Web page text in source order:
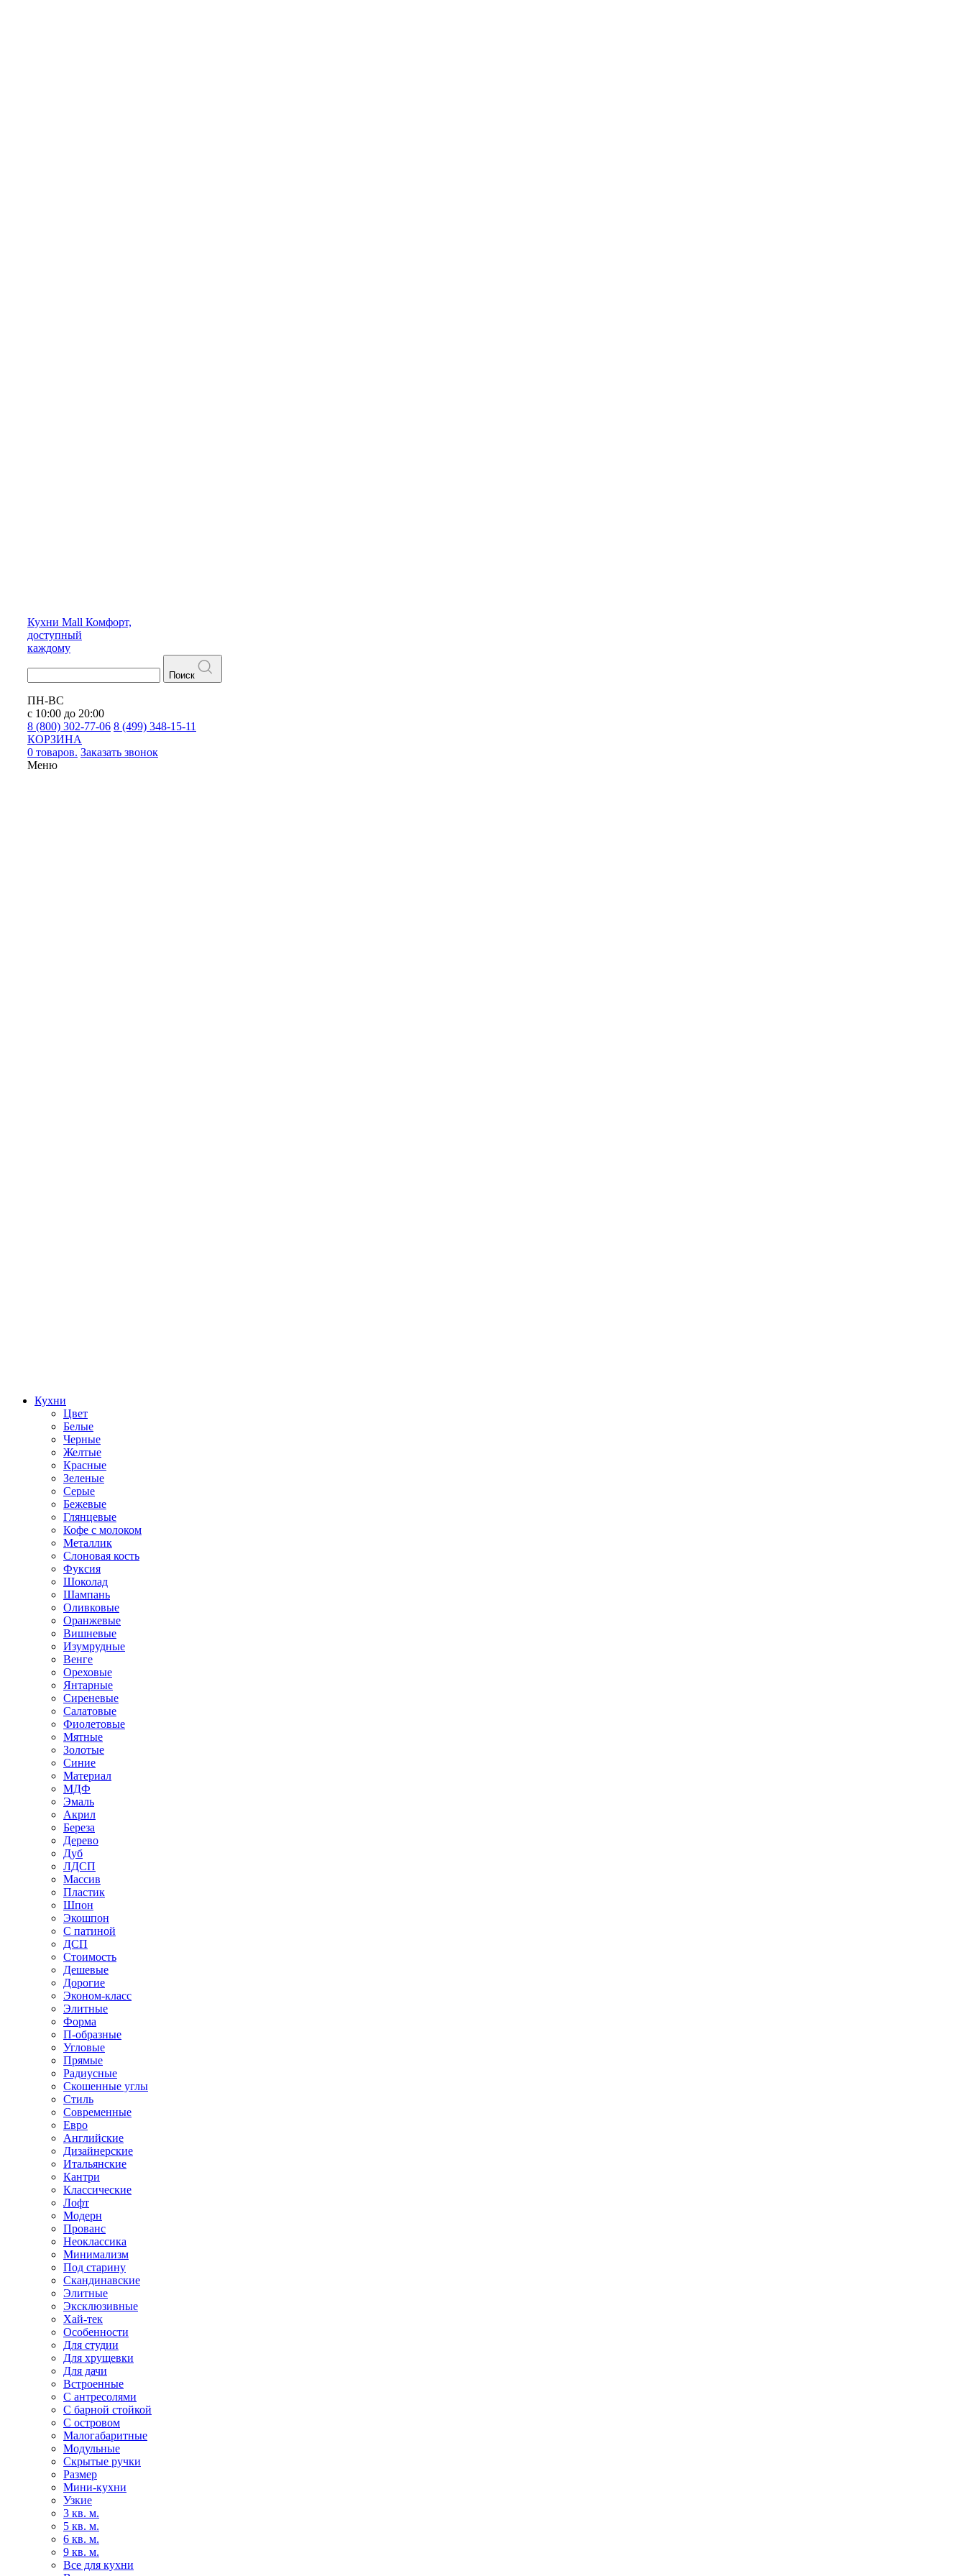
Кухни Mall Комфорт,
доступный
каждому
Поиск
ПН-ВС
с 10:00 до 20:00
8 (800) 302-77-06 8 (499) 348-15-11
КОРЗИНА
0 товаров. Заказать звонок
Меню
Кухни
Цвет
Белые
Черные
Желтые
Красные
Зеленые
Серые
Бежевые
Глянцевые
Кофе с молоком
Металлик
Слоновая кость
Фуксия
Шоколад
Шампань
Оливковые
Оранжевые
Вишневые
Изумрудные
Венге
Ореховые
Янтарные
Сиреневые
Салатовые
Фиолетовые
Мятные
Золотые
Синие
Материал
МДФ
Эмаль
Акрил
Береза
Дерево
Дуб
ЛДСП
Массив
Пластик
Шпон
Экошпон
С патиной
ДСП
Стоимость
Дешевые
Дорогие
Эконом-класс
Элитные
Форма
П-образные
Угловые
Прямые
Радиусные
Скошенные углы
Стиль
Современные
Евро
Английские
Дизайнерские
Итальянские
Кантри
Классические
Лофт
Модерн
Прованс
Неоклассика
Минимализм
Под старину
Скандинавские
Элитные
Эксклюзивные
Хай-тек
Особенности
Для студии
Для хрущевки
Для дачи
Встроенные
С антресолями
С барной стойкой
С островом
Малогабаритные
Модульные
Скрытые ручки
Размер
Мини-кухни
Узкие
3 кв. м.
5 кв. м.
6 кв. м.
9 кв. м.
Все для кухни